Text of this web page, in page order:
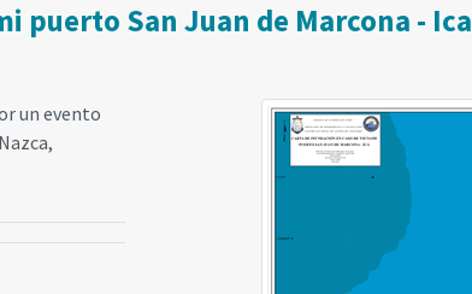
puerto San Juan de Marcona - Ica
un evento